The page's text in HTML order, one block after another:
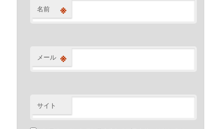
名前 ※
メール ※
サイト